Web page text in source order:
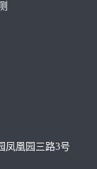
凤凰园三路3号